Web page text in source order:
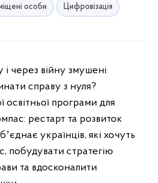
особи Цифровізація
справу з нуля?
програми для
рестарт та розвиток
українців, які хочуть
побудувати стратегію
та вдосконалити